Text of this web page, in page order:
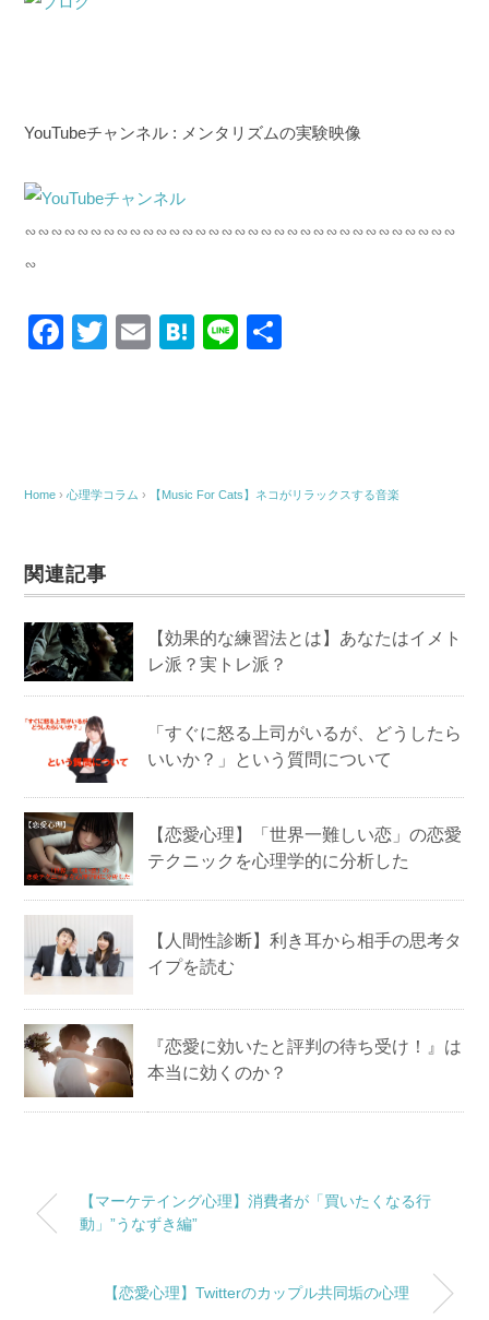
YouTubeチャンネル : メンタリズムの実験映像
∽∽∽∽∽∽∽∽∽∽∽∽∽∽∽∽∽∽∽∽∽∽∽∽∽∽∽∽∽∽∽∽∽
∽
F
o
k
T
E
H
Li
Home ›心理学コラム › 【Music For Cats】ネコがリラックスする音楽
関連記事
【効果的な練習法とは】あなたはイメト
レ派？実トレ派？
「すぐに怒る上司がいるが、どうしたら
いいか？」という質問について
【恋愛心理】「世界一難しい恋」の恋愛
テクニックを心理学的に分析した
【人間性診断】利き耳から相手の思考タ
イプを読む
『恋愛に効いたと評判の待ち受け！』は
本当に効くのか？
【マーケテイング心理】消費者が「買いたくなる行
動」”うなずき編”
【恋愛心理】Twitterのカップル共同垢の心理